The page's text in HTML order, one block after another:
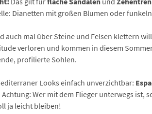
Dianetten mit großen Blumen oder
auch mal über Steine und Felsen klettern
verloren und kommen in diesem
profilierte Sohlen.
Looks einfach unverzichtbar:
Wer mit dem Flieger unterwegs ist,
ja leicht bleiben!